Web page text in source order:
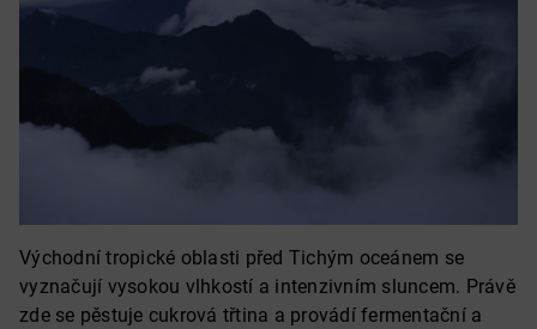
Východní tropické oblasti před Tichým oceánem se
vyznačují vysokou vlhkostí a intenzivním sluncem. Právě
zde se pěstuje cukrová třtina a provádí fermentační a